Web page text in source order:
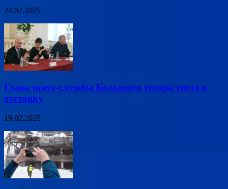
24.02.2025
Глава пресс-службы Большого театра ушла в
отставку
19.02.2025